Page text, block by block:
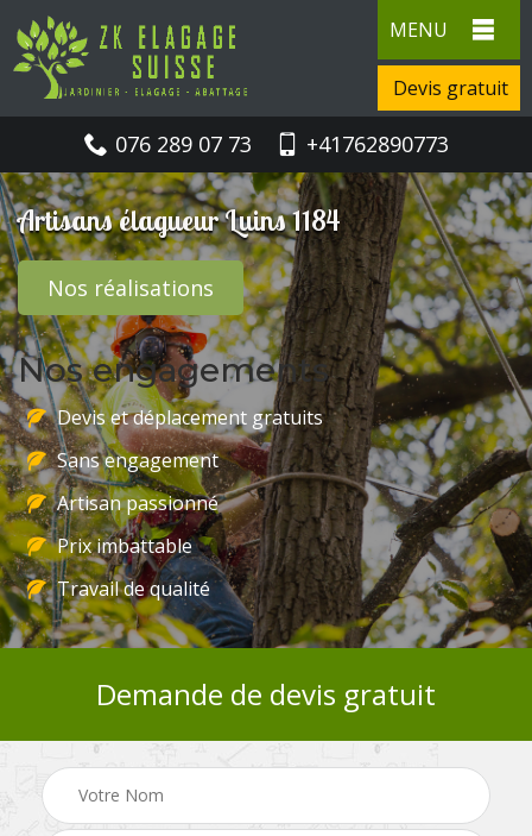
MENU
Devis gratuit
076 289 07 73 +41762890773
Artisans élagueur Luins 1184
Nos réalisations
Nos engagements
Devis et déplacement gratuits
Sans engagement
Artisan passionné
Prix imbattable
Travail de qualité
Demande de devis gratuit